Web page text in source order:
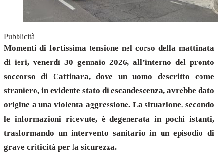
Pubblicità
Momenti di fortissima tensione nel corso della mattinata
di ieri, venerdì 30 gennaio 2026, all’interno del pronto
soccorso di Cattinara, dove un uomo descritto come
straniero, in evidente stato di escandescenza, avrebbe dato
origine a una violenta aggressione. La situazione, secondo
le informazioni ricevute, è degenerata in pochi istanti,
trasformando un intervento sanitario in un episodio di
grave criticità per la sicurezza.